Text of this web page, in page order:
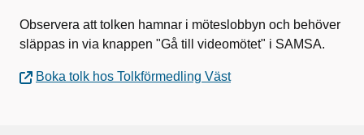
Observera att tolken hamnar i möteslobbyn och behöver
släppas in via knappen "Gå till videomötet" i SAMSA.
Boka tolk hos Tolkförmedling Väst